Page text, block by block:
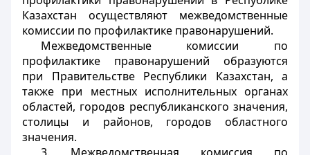
Казахстан осуществляют межведомственные
комиссии по профилактике правонарушений.
Межведомственные комиссии по
профилактике правонарушений образуются
при Правительстве Республики Казахстан, а
также при местных исполнительных органах
областей, городов республиканского значения,
столицы и районов, городов областного
значения.